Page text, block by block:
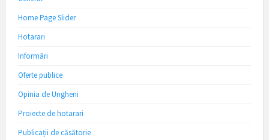
Home Page Slider
Hotarari
Informări
Oferte publice
Opinia de Ungheni
Proiecte de hotarari
Publicații de căsătorie